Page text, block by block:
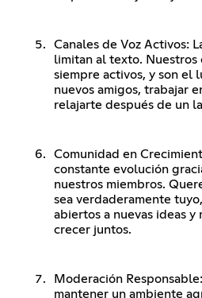
Canales de Voz Activos:
limitan al texto. Nuestros
siempre activos, y son el
nuevos amigos, trabajar
relajarte después de un
Comunidad en
constante evolución
nuestros miembros.
sea verdaderamente
abiertos a nuevas ideas y
crecer juntos.
Moderación
mantener un ambiente